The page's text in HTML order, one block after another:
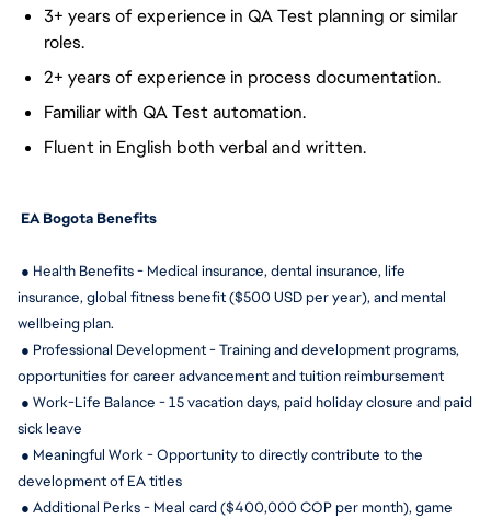
3+ years of experience in QA Test planning or similar
roles.
2+ years of experience in process documentation.
Familiar with QA Test automation.
Fluent in English both verbal and written.
EA Bogota Benefits
● Health Benefits - Medical insurance, dental insurance, life
insurance, global fitness benefit ($500 USD per year), and mental
wellbeing plan.
● Professional Development - Training and development programs,
opportunities for career advancement and tuition reimbursement
● Work-Life Balance - 15 vacation days, paid holiday closure and paid
sick leave
● Meaningful Work - Opportunity to directly contribute to the
development of EA titles
● Additional Perks - Meal card ($400,000 COP per month), game